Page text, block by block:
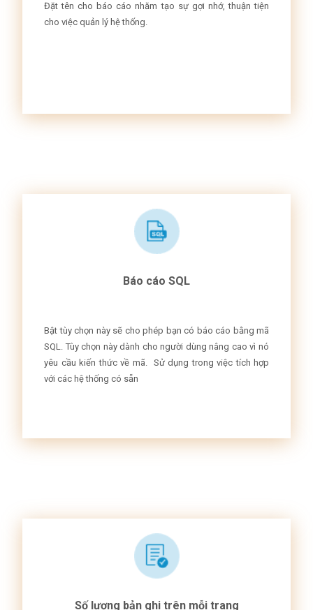
Đặt tên cho báo cáo nhăm tạo sự gợi nhớ, thuận tiện
cho việc quản lý hệ thống.
Báo cáo SQL
Bật tùy chọn này sẽ cho phép bạn có báo cáo bằng mã
SQL. Tùy chọn này dành cho người dùng nâng cao vì nó
yêu cầu kiến ​​thức về mã. Sử dụng trong việc tích hợp
với các hệ thống có sẵn
Số lượng bản ghi trên mỗi trang